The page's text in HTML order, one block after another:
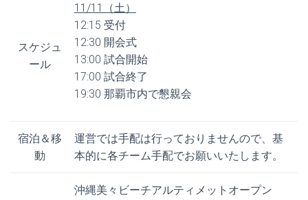
スケジュ
ール
11/11（土）
12:15 受付
12:30 開会式
13:00 試合開始
17:00 試合終了
19:30 那覇市内で懇親会
宿泊＆移
動
運営では手配は行っておりませんので、基
本的に各チーム手配でお願いいたします。
沖縄美々ビーチアルティメットオープン